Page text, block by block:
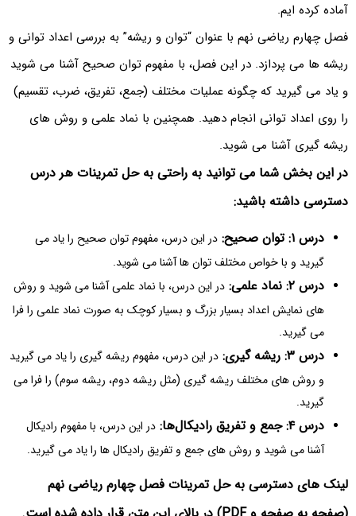
آماده کرده ایم.
فصل چهارم ریاضی نهم با عنوان “توان و ریشه” به بررسی اعداد توانی و
ریشه ها می پردازد. در این فصل، با مفهوم توان صحیح آشنا می شوید
و یاد می گیرید که چگونه عملیات مختلف (جمع، تفریق، ضرب، تقسیم)
را روی اعداد توانی انجام دهید. همچنین با نماد علمی و روش های
ریشه گیری آشنا می شوید.
در این بخش شما می توانید به راحتی به حل تمرینات هر درس
دسترسی داشته باشید:
درس ۱: توان صحیح:
در این درس، مفهوم توان صحیح را یاد می
گیرید و با خواص مختلف توان ها آشنا می شوید.
درس ۲: نماد علمی:
در این درس، با نماد علمی آشنا می شوید و روش
های نمایش اعداد بسیار بزرگ و بسیار کوچک به صورت نماد علمی را فرا
می گیرید.
درس ۳: ریشه گیری:
در این درس، مفهوم ریشه گیری را یاد می گیرید
و روش های مختلف ریشه گیری (مثل ریشه دوم، ریشه سوم) را فرا می
گیرید.
درس ۴: جمع و تفریق رادیکال‌ها:
در این درس، با مفهوم رادیکال
آشنا می شوید و روش های جمع و تفریق رادیکال ها را یاد می گیرید.
لینک های دسترسی به حل تمرینات فصل چهارم ریاضی نهم